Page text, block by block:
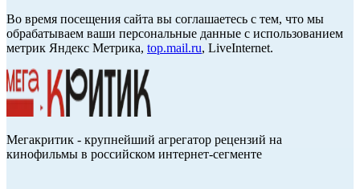
Во время посещения сайта вы соглашаетесь с тем, что мы
обрабатываем ваши персональные данные с использованием
метрик Яндекс Метрика, top.mail.ru, LiveInternet.
Мегакритик - крупнейший агрегатор рецензий на
кинофильмы в российском интернет-сегменте